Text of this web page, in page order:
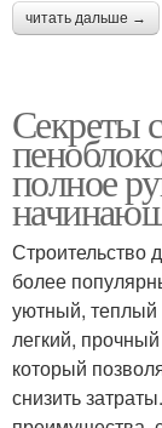
читать дальше →
Секреты
полное
Строительство
более
уютный, теплый
легкий,
который
снизить